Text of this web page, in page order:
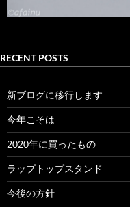
RECENT POSTS
新ブログに移行します
今年こそは
2020年に買ったもの
ラップトップスタンド
今後の方針